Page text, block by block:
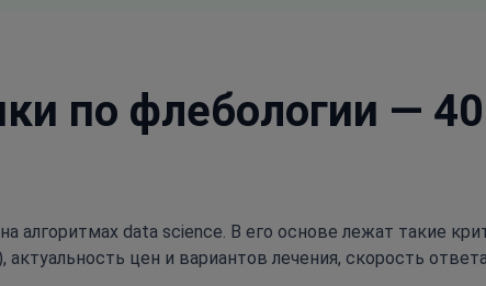
по флебологии —
алгоритмах data science. В его основе лежат такие
цен и вариантов лечения, скорость